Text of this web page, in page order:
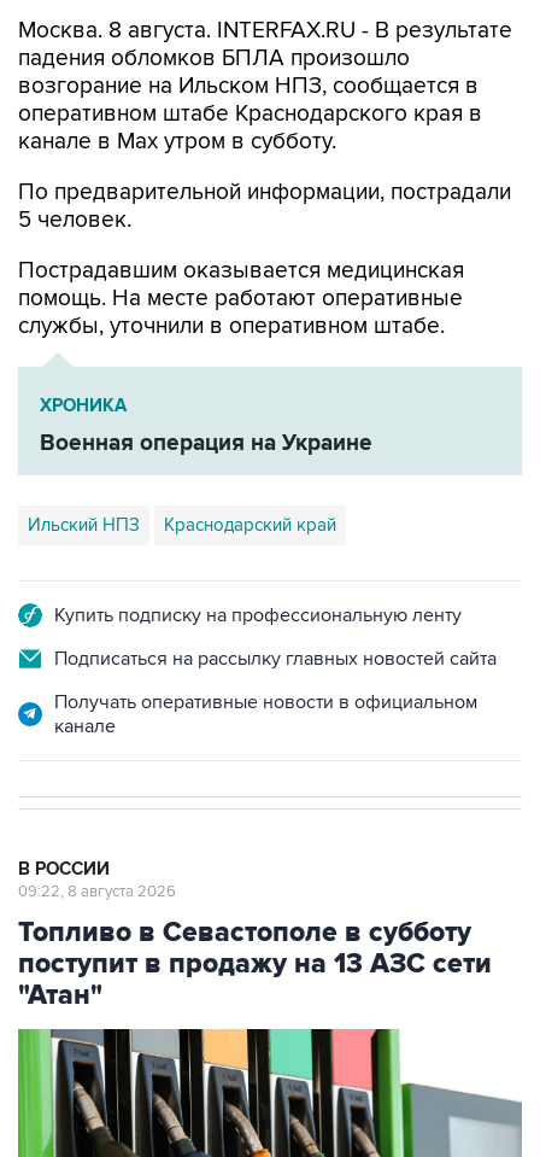
Москва. 8 августа. INTERFAX.RU - В результате
падения обломков БПЛА произошло
возгорание на Ильском НПЗ, сообщается в
оперативном штабе Краснодарского края в
канале в Max утром в субботу.
По предварительной информации, пострадали
5 человек.
Пострадавшим оказывается медицинская
помощь. На месте работают оперативные
службы, уточнили в оперативном штабе.
ХРОНИКА
Военная операция на Украине
Ильский НПЗ Краснодарский край
Купить подписку на профессиональную ленту
Подписаться на рассылку главных новостей сайта
Получать оперативные новости в официальном
канале
В РОССИИ
09:22, 8 августа 2026
Топливо в Севастополе в субботу
поступит в продажу на 13 АЗС сети
"Атан"